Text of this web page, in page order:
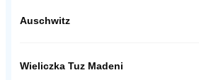
Auschwitz
Dünya Savaşı’nın en büyük Nazi toplama
Wieliczka Tuz Madeni